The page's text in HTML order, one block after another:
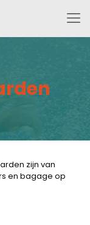
zijn van
en bagage op